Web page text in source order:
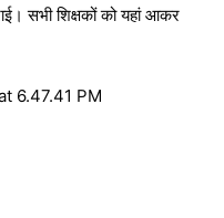
सभी शिक्षकों को यहां आकर